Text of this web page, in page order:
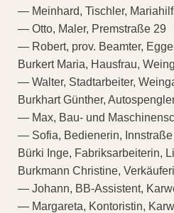
— Meinhard, Tischler,
— Otto, Maler, Premstraße 29
— Robert, prov. Beamter,
Burkert Maria, Hausfrau,
— Walter, Stadtarbeiter,
Burkhart Günther,
— Max, Bau- und
— Sofia, Bedienerin, Innstraße
Bürki Inge, Fabriksarbeiterin,
Burkmann Christine,
— Johann, BB-Assistent,
— Margareta, Kontoristin,